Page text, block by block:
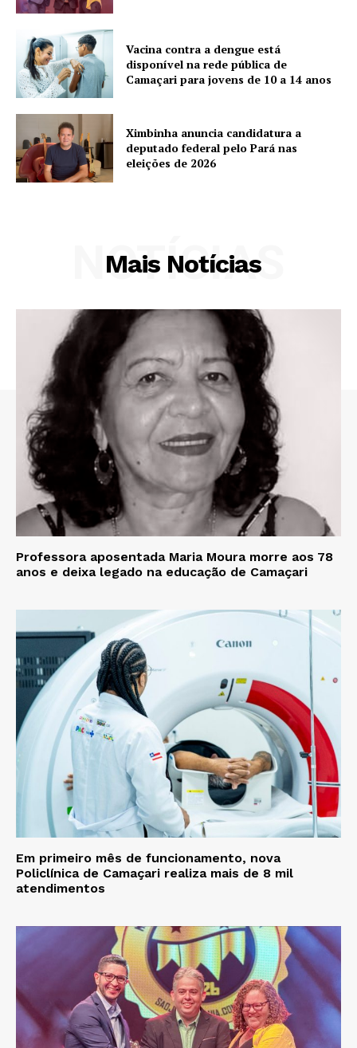
Vacina contra a dengue está
disponível na rede pública de
Camaçari para jovens de 10 a 14 anos
Ximbinha anuncia candidatura a
deputado federal pelo Pará nas
eleições de 2026
Mais Notícias
NOTÍCIAS
Professora aposentada Maria Moura morre aos 78
anos e deixa legado na educação de Camaçari
Em primeiro mês de funcionamento, nova
Policlínica de Camaçari realiza mais de 8 mil
atendimentos